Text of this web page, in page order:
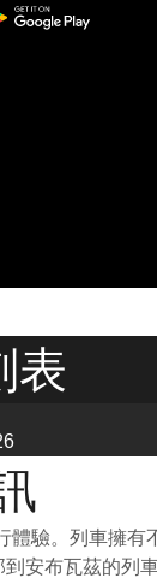
表
驗。列車擁
安布瓦茲的列